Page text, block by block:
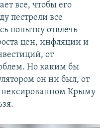
все, чтобы его
пестрели все
попытку отвлечь
цен, инфляции и
от
Но каким бы
он ни был, от
Крыму